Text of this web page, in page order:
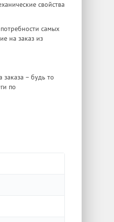
свойства
самых
на заказ из
– будь то
по